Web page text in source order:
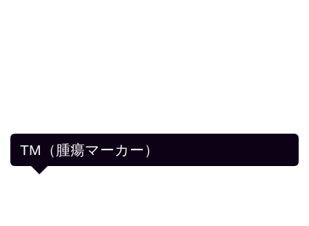
TM（腫瘍マーカー）